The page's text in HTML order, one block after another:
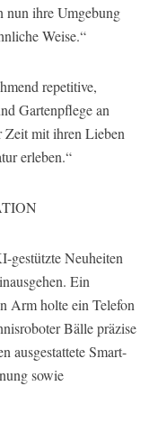
nun ihre Umgebung
Weise.“
repetitive,
Gartenpflege an
Zeit mit ihren Lieben
erleben.“
gestützte Neuheiten
Ein
Arm holte ein Telefon
Bälle präzise
ausgestattete Smart-
sowie